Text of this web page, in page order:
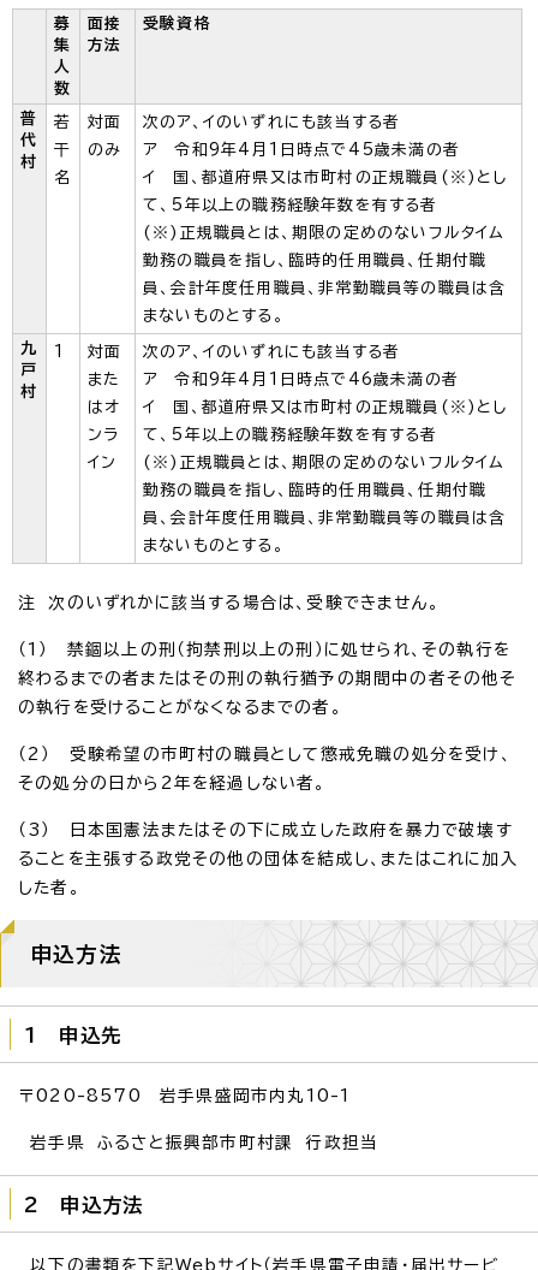
募
集
人
数
面接
方法
受験資格
普
代
村
若
干
名
対面
のみ
次のア、イのいずれにも該当する者
ア 令和9年4月1日時点で45歳未満の者
イ 国、都道府県又は市町村の正規職員(※)とし
て、5年以上の職務経験年数を有する者
(※)正規職員とは、期限の定めのないフルタイム
勤務の職員を指し、臨時的任用職員、任期付職
員、会計年度任用職員、非常勤職員等の職員は含
まないものとする。
九
戸
村
対面
また
はオ
ンラ
イン
次のア、イのいずれにも該当する者
ア 令和9年4月1日時点で46歳未満の者
イ 国、都道府県又は市町村の正規職員(※)とし
て、5年以上の職務経験年数を有する者
(※)正規職員とは、期限の定めのないフルタイム
勤務の職員を指し、臨時的任用職員、任期付職
員、会計年度任用職員、非常勤職員等の職員は含
まないものとする。
注 次のいずれかに該当する場合は、受験できません。
（1） 禁錮以上の刑（拘禁刑以上の刑）に処せられ、その執行を
終わるまでの者またはその刑の執行猶予の期間中の者その他そ
の執行を受けることがなくなるまでの者。
（2） 受験希望の市町村の職員として懲戒免職の処分を受け、
その処分の日から2年を経過しない者。
（3） 日本国憲法またはその下に成立した政府を暴力で破壊す
ることを主張する政党その他の団体を結成し、またはこれに加入
した者。
申込方法
1 申込先
〒020-8570 岩手県盛岡市内丸10-1
岩手県 ふるさと振興部市町村課 行政担当
2 申込方法
以下の書類を下記Webサイト（岩手県電子申請・届出サービ